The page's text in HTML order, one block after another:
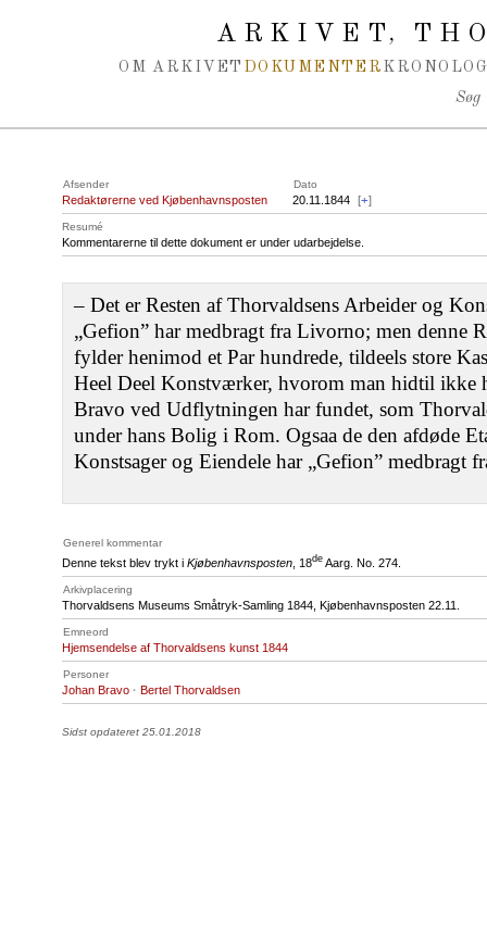
ARKIVET,
OM ARKIVET DOKUMENTER
Søg
Afsender Dato
Redaktørerne ved Kjøbenhavnsposten 20.11.1844 [+]
Resumé
Kommentarerne til dette dokument er under udarbejdelse.
‒ Det er Resten af Thorvaldsens Arbeider og
„Gefion” har medbragt fra Livorno; men denne
fylder henimod et Par hundrede, tildeels store
Heel Deel Konstværker, hvorom man hidtil ikke
Bravo ved Udflytningen har fundet, som
under hans Bolig i Rom. Ogsaa de den afdøde
Konstsager og Eiendele har „Gefion” medbragt
Generel kommentar
Denne tekst blev trykt i Kjøbenhavnsposten , 18de Aarg. No. 274.
Arkivplacering
Thorvaldsens Museums Småtryk-Samling 1844, Kjøbenhavnsposten 22.11.
Emneord
Hjemsendelse af Thorvaldsens kunst 1844
Personer
Johan Bravo · Bertel Thorvaldsen
Sidst opdateret 25.01.2018